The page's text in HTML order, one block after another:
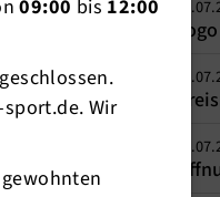
09:00 bis 12:00
Wir